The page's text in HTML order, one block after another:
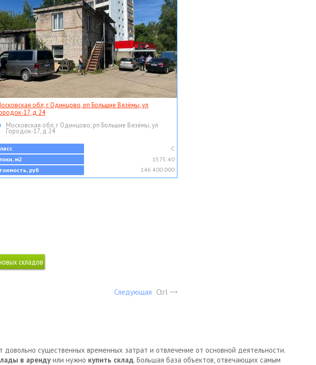
обл, г Одинцово, рп Большие Вязёмы, ул
17, д 24
Московская обл, г Одинцово, рп Большие Вязёмы, ул
Городок-17, д 24
C
м2
1575.40
руб
146 400 000
Следующая Ctrl
довольно существенных временных затрат и отвлечение от основной деятельности.
в аренду или нужно купить склад. Большая база объектов, отвечающих самым